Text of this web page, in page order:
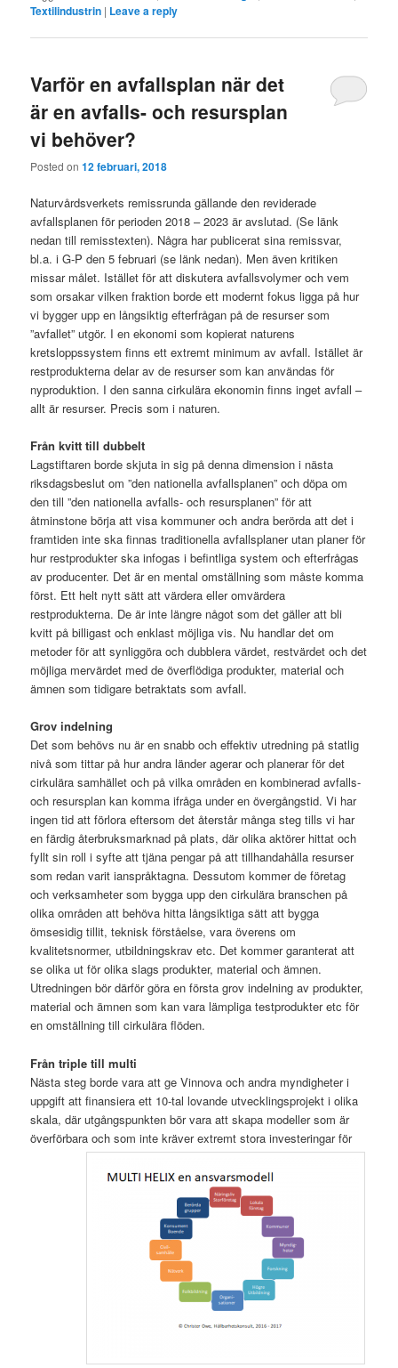
Textilindustrin | Leave a reply
Varför en avfallsplan när det
är en avfalls- och resursplan
vi behöver?
Posted on12 februari, 2018
Naturvårdsverkets remissrunda gällande den reviderade
avfallsplanen för perioden 2018 – 2023 är avslutad. (Se länk
nedan till remisstexten). Några har publicerat sina remissvar,
bl.a. i G-P den 5 februari (se länk nedan). Men även kritiken
missar målet. Istället för att diskutera avfallsvolymer och vem
som orsakar vilken fraktion borde ett modernt fokus ligga på hur
vi bygger upp en långsiktig efterfrågan på de resurser som
”avfallet” utgör. I en ekonomi som kopierat naturens
kretsloppssystem finns ett extremt minimum av avfall. Istället är
restprodukterna delar av de resurser som kan användas för
nyproduktion. I den sanna cirkulära ekonomin finns inget avfall –
allt är resurser. Precis som i naturen.
Från kvitt till dubbelt
Lagstiftaren borde skjuta in sig på denna dimension i nästa
riksdagsbeslut om ”den nationella avfallsplanen” och döpa om
den till ”den nationella avfalls- och resursplanen” för att
åtminstone börja att visa kommuner och andra berörda att det i
framtiden inte ska finnas traditionella avfallsplaner utan planer för
hur restprodukter ska infogas i befintliga system och efterfrågas
av producenter. Det är en mental omställning som måste komma
först. Ett helt nytt sätt att värdera eller omvärdera
restprodukterna. De är inte längre något som det gäller att bli
kvitt på billigast och enklast möjliga vis. Nu handlar det om
metoder för att synliggöra och dubblera värdet, restvärdet och det
möjliga mervärdet med de överflödiga produkter, material och
ämnen som tidigare betraktats som avfall.
Grov indelning
Det som behövs nu är en snabb och effektiv utredning på statlig
nivå som tittar på hur andra länder agerar och planerar för det
cirkulära samhället och på vilka områden en kombinerad avfalls-
och resursplan kan komma ifråga under en övergångstid. Vi har
ingen tid att förlora eftersom det återstår många steg tills vi har
en färdig återbruksmarknad på plats, där olika aktörer hittat och
fyllt sin roll i syfte att tjäna pengar på att tillhandahålla resurser
som redan varit ianspråktagna. Dessutom kommer de företag
och verksamheter som bygga upp den cirkulära branschen på
olika områden att behöva hitta långsiktiga sätt att bygga
ömsesidig tillit, teknisk förståelse, vara överens om
kvalitetsnormer, utbildningskrav etc. Det kommer garanterat att
se olika ut för olika slags produkter, material och ämnen.
Utredningen bör därför göra en första grov indelning av produkter,
material och ämnen som kan vara lämpliga testprodukter etc för
en omställning till cirkulära flöden.
Från triple till multi
Nästa steg borde vara att ge Vinnova och andra myndigheter i
uppgift att finansiera ett 10-tal lovande utvecklingsprojekt i olika
skala, där utgångspunkten bör vara att skapa modeller som är
överförbara och som inte kräver extremt stora investeringar för